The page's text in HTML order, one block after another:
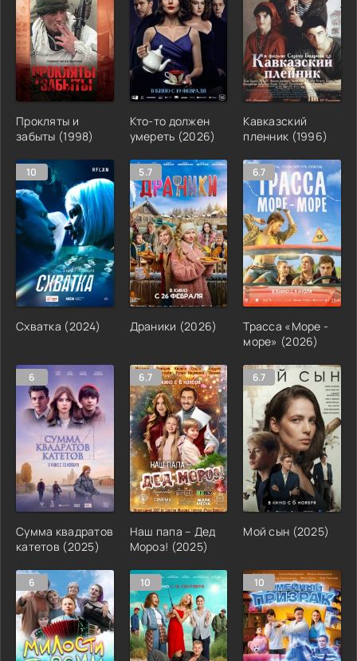
Прокляты и
забыты (1998)
Кто-то должен
умереть (2026)
Кавказский
пленник (1996)
10
Схватка (2024)
5.7
Драники (2026)
6.7
Трасса «Море -
море» (2026)
6
Сумма квадратов
катетов (2025)
6.7
Наш папа – Дед
Мороз! (2025)
6.7
Мой сын (2025)
6 10 10